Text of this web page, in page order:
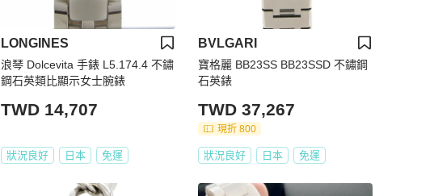
LONGINES
浪琴 Dolcevita 手錶 L5.174.4 不鏽
鋼石英類比顯示女士腕錶
TWD 14,707
狀況良好 日本 免運
BVLGARI
寶格麗 BB23SS BB23SSD 不鏽鋼
石英錶
TWD 37,267
現折 800
狀況良好 日本 免運